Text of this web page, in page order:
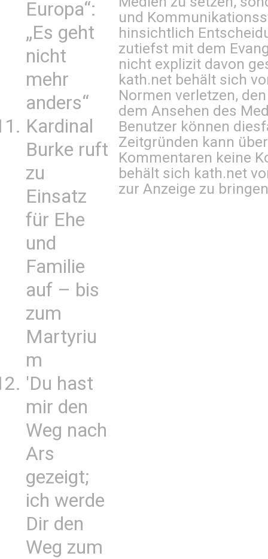
Europa“:
„Es geht
nicht
mehr
anders“
Kardinal
Burke ruft
zu
Einsatz
für Ehe
und
Familie
auf – bis
zum
Martyriu
m
'Du hast
mir den
Weg nach
Ars
gezeigt;
ich werde
Dir den
Weg zum
und
hinsichtlich
zutiefst mit dem
nicht explizit davon
kath.net behält sich
Normen verletzen,
dem Ansehen des
Benutzer können
Zeitgründen kann
Kommentaren keine
behält sich kath.net
zur Anzeige zu